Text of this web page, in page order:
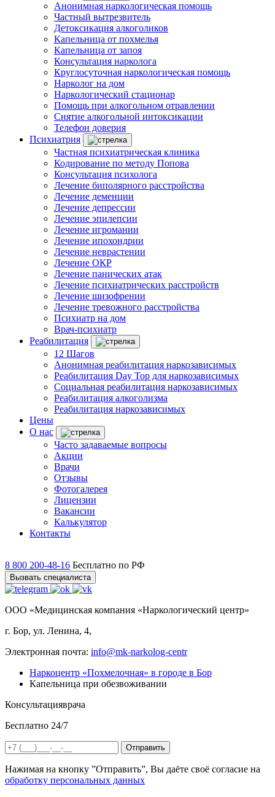
Анонимная наркологическая помощь
Частный вытрезвитель
Детоксикация алкоголиков
Капельница от похмелья
Капельница от запоя
Консультация нарколога
Круглосуточная наркологическая помощь
Нарколог на дом
Наркологический стационар
Помощь при алкогольном отравлении
Снятие алкогольной интоксикации
Телефон доверия
Психиатрия
Частная психиатрическая клиника
Кодирование по методу Попова
Консультация психолога
Лечение биполярного расстройства
Лечение деменции
Лечение депрессии
Лечение эпилепсии
Лечение игромании
Лечение ипохондрии
Лечение неврастении
Лечение ОКР
Лечение панических атак
Лечение психиатрических расстройств
Лечение шизофрении
Лечение тревожного расстройства
Психиатр на дом
Врач-психиатр
Реабилитация
12 Шагов
Анонимная реабилитация наркозависимых
Реабилитация Day Top для наркозависимых
Социальная реабилитация наркозависимых
Реабилитация алкоголизма
Реабилитация наркозависимых
Цены
О нас
Часто задаваемые вопросы
Акции
Врачи
Отзывы
Фотогалерея
Лицензии
Вакансии
Калькулятор
Контакты
8 800 200-48-16 Бесплатно по РФ
Вызвать специалиста
ООО «Медицинская компания «Наркологический центр»
г. Бор, ул. Ленина, 4,
Электронная почта: info@mk-narkolog-centr
Наркоцентр «Похмелочная» в городе в Бор
Капельница при обезвоживании
Консультацияврача
Бесплатно 24/7
Отправить
Нажимая на кнопку ”Отправить”, Вы даёте своё согласие на
обработку персональных данных